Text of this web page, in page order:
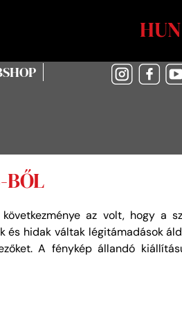
HUN
BŐL
az volt, hogy a
és hidak váltak légitámadások
A fénykép állandó